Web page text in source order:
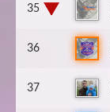
35
36
37